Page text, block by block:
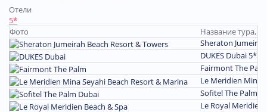
Отели
5*
Фото
Название тура,
Sheraton
DUKES Dubai 5*
Fairmont The
Le Meridien Mina
Sofitel The Palm
Le Royal Meridien